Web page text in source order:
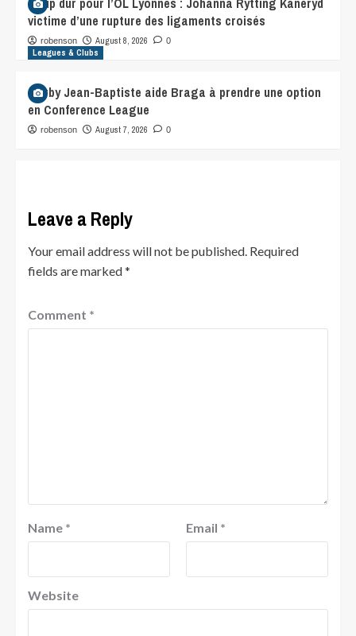
victime d’une rupture des ligaments croisés
robenson August 8, 2026 0
Leagues & Clubs
Gorby Jean-Baptiste aide Braga à prendre une option
en Conference League
robenson August 7, 2026 0
Leave a Reply
Your email address will not be published. Required
fields are marked*
Comment *
Name * Email *
Website